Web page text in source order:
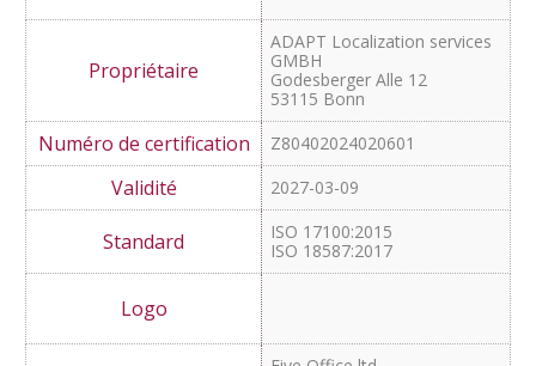
2027-05-11
ISO 17100:2015
ISO 18587:2017
ADAPT Localization services
GMBH
Godesberger Alle 12
53115 Bonn
2027-03-09